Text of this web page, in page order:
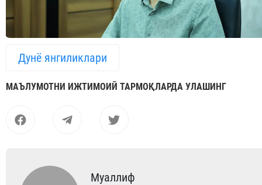
Дунё янгиликлари
МАЪЛУМОТНИ ИЖТИМОИЙ ТАРМОҚЛАРДА УЛАШИНГ
Муаллиф